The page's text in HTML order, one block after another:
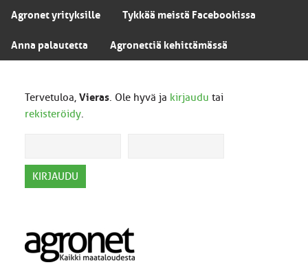
Agronet yrityksille Tykkää meistä Facebookissa
Anna palautetta Agronettiä kehittämässä
Tervetuloa, Vieras. Ole hyvä ja kirjaudu tai
rekisteröidy.